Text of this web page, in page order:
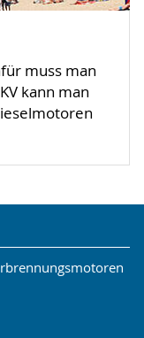
muss man
kann man